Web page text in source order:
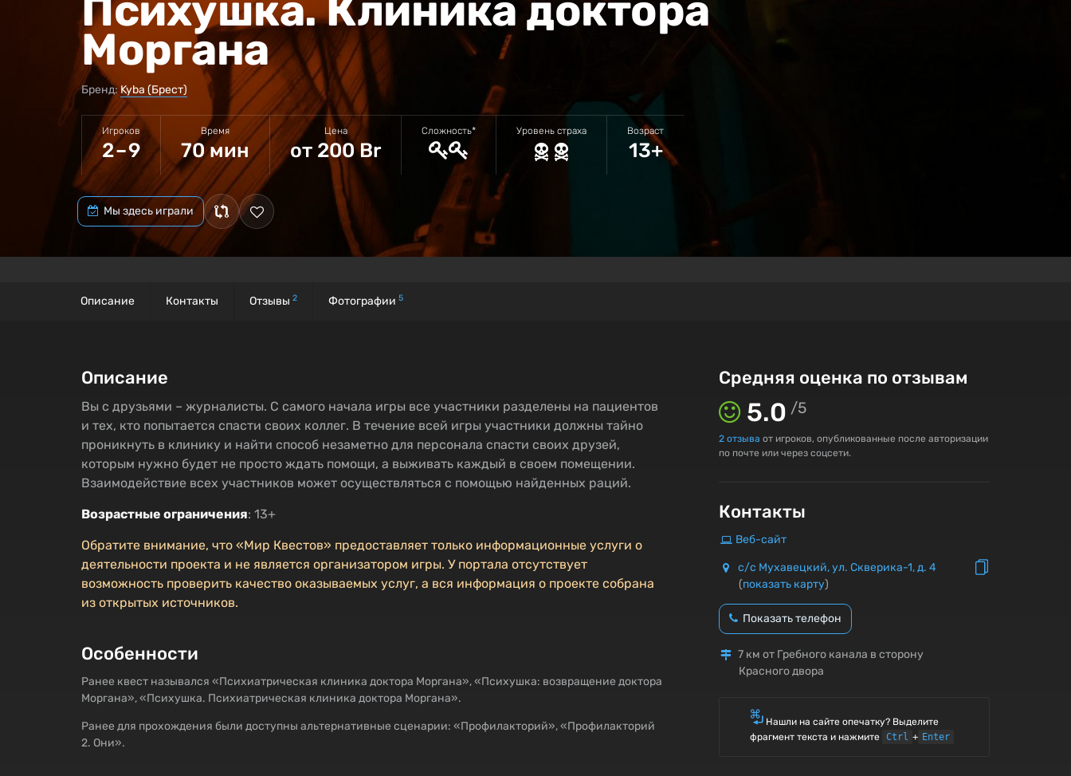
Психушка. Клиника доктора
Моргана
Бренд:Kyba (Брест)
Игроков
2 – 9
Время
70 мин
Цена
от 200 Br
Сложность* Уровень страха Возраст
13+
Мы здесь играли
Описание Контакты Отзывы 2 Фотографии 5
Средняя оценка по отзывам
5.0 /5
2 отзыва от игроков, опубликованные после авторизации
по почте или через соцсети.
Контакты
Веб-сайт
с/с Мухавецкий, ул. Скверика-1, д. 4
(показать карту)
Показать телефон
7 км от Гребного канала в сторону
Красного двора
Нашли на сайте опечатку? Выделите
фрагмент текста и нажмите Ctrl + Enter
Описание
Вы с друзьями – журналисты. С самого начала игры все участники разделены на пациентов
и тех, кто попытается спасти своих коллег. В течение всей игры участники должны тайно
проникнуть в клинику и найти способ незаметно для персонала спасти своих друзей,
которым нужно будет не просто ждать помощи, а выживать каждый в своем помещении.
Взаимодействие всех участников может осуществляться с помощью найденных раций.
Возрастные ограничения: 13+
Обратите внимание, что «Мир Квестов» предоставляет только информационные услуги о
деятельности проекта и не является организатором игры. У портала отсутствует
возможность проверить качество оказываемых услуг, а вся информация о проекте собрана
из открытых источников.
Особенности
Ранее квест назывался «Психиатрическая клиника доктора Моргана», «Психушка: возвращение доктора
Моргана», «Психушка. Психиатрическая клиника доктора Моргана».
Ранее для прохождения были доступны альтернативные сценарии: «Профилакторий», «Профилакторий
2. Они».